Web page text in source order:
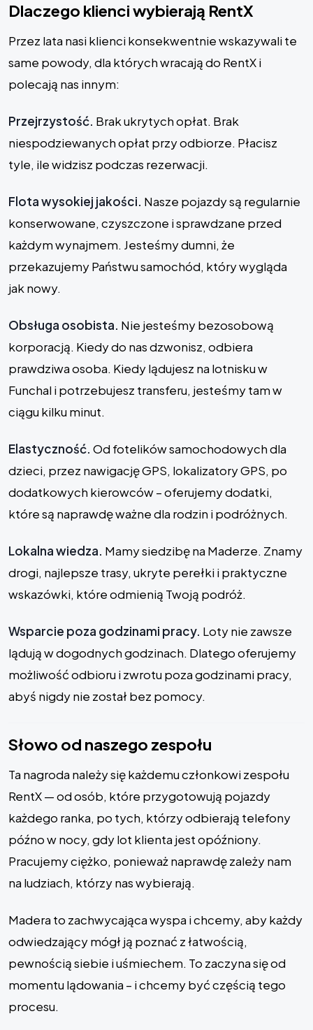
Dlaczego klienci wybierają RentX
Przez lata nasi klienci konsekwentnie wskazywali te
same powody, dla których wracają do RentX i
polecają nas innym:
Przejrzystość. Brak ukrytych opłat. Brak
niespodziewanych opłat przy odbiorze. Płacisz
tyle, ile widzisz podczas rezerwacji.
Flota wysokiej jakości. Nasze pojazdy są regularnie
konserwowane, czyszczone i sprawdzane przed
każdym wynajmem. Jesteśmy dumni, że
przekazujemy Państwu samochód, który wygląda
jak nowy.
Obsługa osobista. Nie jesteśmy bezosobową
korporacją. Kiedy do nas dzwonisz, odbiera
prawdziwa osoba. Kiedy lądujesz na lotnisku w
Funchal i potrzebujesz transferu, jesteśmy tam w
ciągu kilku minut.
Elastyczność. Od fotelików samochodowych dla
dzieci, przez nawigację GPS, lokalizatory GPS, po
dodatkowych kierowców – oferujemy dodatki,
które są naprawdę ważne dla rodzin i podróżnych.
Lokalna wiedza. Mamy siedzibę na Maderze. Znamy
drogi, najlepsze trasy, ukryte perełki i praktyczne
wskazówki, które odmienią Twoją podróż.
Wsparcie poza godzinami pracy. Loty nie zawsze
lądują w dogodnych godzinach. Dlatego oferujemy
możliwość odbioru i zwrotu poza godzinami pracy,
abyś nigdy nie został bez pomocy.
Słowo od naszego zespołu
Ta nagroda należy się każdemu członkowi zespołu
RentX — od osób, które przygotowują pojazdy
każdego ranka, po tych, którzy odbierają telefony
późno w nocy, gdy lot klienta jest opóźniony.
Pracujemy ciężko, ponieważ naprawdę zależy nam
na ludziach, którzy nas wybierają.
Madera to zachwycająca wyspa i chcemy, aby każdy
odwiedzający mógł ją poznać z łatwością,
pewnością siebie i uśmiechem. To zaczyna się od
momentu lądowania – i chcemy być częścią tego
procesu.